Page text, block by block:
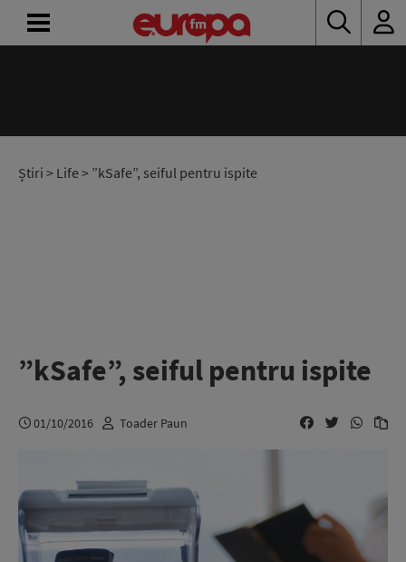
Știri > Life> ”kSafe”, seiful pentru ispite
”kSafe”, seiful pentru ispite
01/10/2016 Toader Paun
RADIO